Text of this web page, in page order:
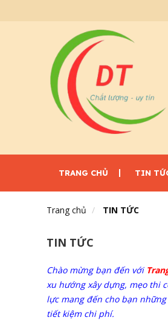
TRANG CHỦ TIN
Trang chủ TIN TỨC
TIN TỨC
Chào mừng bạn đến với
xu hướng xây dựng, mẹo thi
lực mang đến cho bạn
tiết kiệm chi phí.